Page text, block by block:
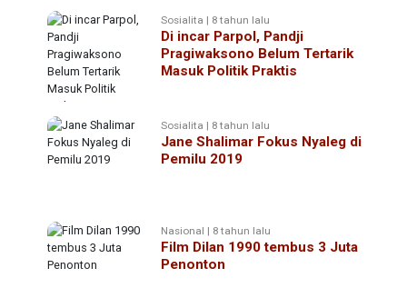
Sosialita | 8 tahun lalu
Di incar Parpol, Pandji
Pragiwaksono Belum Tertarik
Masuk Politik Praktis
Sosialita | 8 tahun lalu
Jane Shalimar Fokus Nyaleg di
Pemilu 2019
Nasional | 8 tahun lalu
Film Dilan 1990 tembus 3 Juta
Penonton